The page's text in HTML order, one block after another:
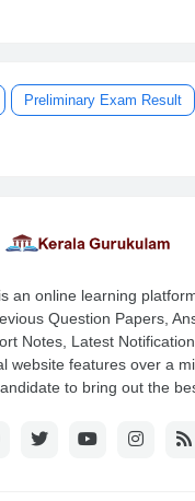
Preliminary Exam Result
an online learning
Question Papers,
Notes, Latest
website features over a
to bring out the